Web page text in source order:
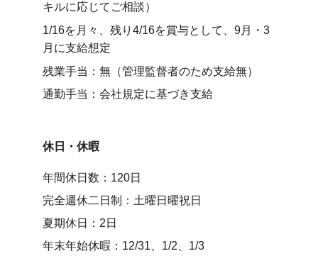
キルに応じてご相談）
1/16を月々、残り4/16を賞与として、9月・3
月に支給想定
残業手当：無（管理監督者のため支給無）
通勤手当：会社規定に基づき支給
休日・休暇
年間休日数：120日
完全週休二日制：土曜日曜祝日
夏期休日：2日
年末年始休暇：12/31、1/2、1/3